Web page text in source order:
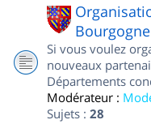
Bourgogne
Si vous voulez
nouveaux
Départements
Modérateur :
Sujets : 28